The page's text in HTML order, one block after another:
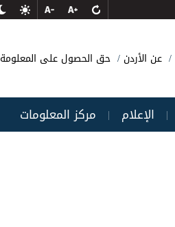
عن الأردن حق الحصول على المعلومة
| الإعلام | مركز المعلومات